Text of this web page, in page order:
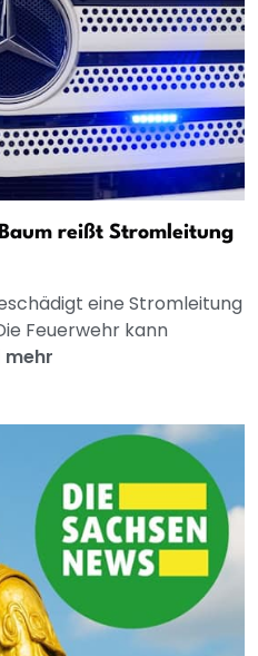
reißt Stromleitung
eine Stromleitung
Feuerwehr kann
mehr